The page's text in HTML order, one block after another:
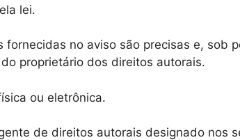
lei.
no aviso são precisas e, sob
proprietário dos direitos autorais.
ou eletrônica.
de direitos autorais designado nos